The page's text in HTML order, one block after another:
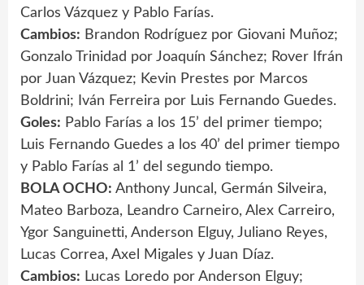
Carlos Vázquez y Pablo Farías.
Cambios: Brandon Rodríguez por Giovani Muñoz;
Gonzalo Trinidad por Joaquín Sánchez; Rover Ifrán
por Juan Vázquez; Kevin Prestes por Marcos
Boldrini; Iván Ferreira por Luis Fernando Guedes.
Goles: Pablo Farías a los 15’ del primer tiempo;
Luis Fernando Guedes a los 40’ del primer tiempo
y Pablo Farías al 1’ del segundo tiempo.
BOLA OCHO: Anthony Juncal, Germán Silveira,
Mateo Barboza, Leandro Carneiro, Alex Carreiro,
Ygor Sanguinetti, Anderson Elguy, Juliano Reyes,
Lucas Correa, Axel Migales y Juan Díaz.
Cambios: Lucas Loredo por Anderson Elguy;